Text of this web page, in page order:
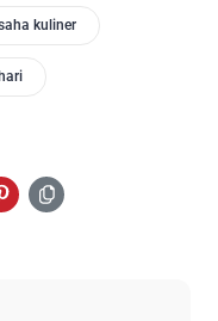
kuliner